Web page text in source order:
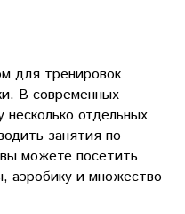
для тренировок
В современных
отдельных
занятия по
можете посетить
аэробику и множество